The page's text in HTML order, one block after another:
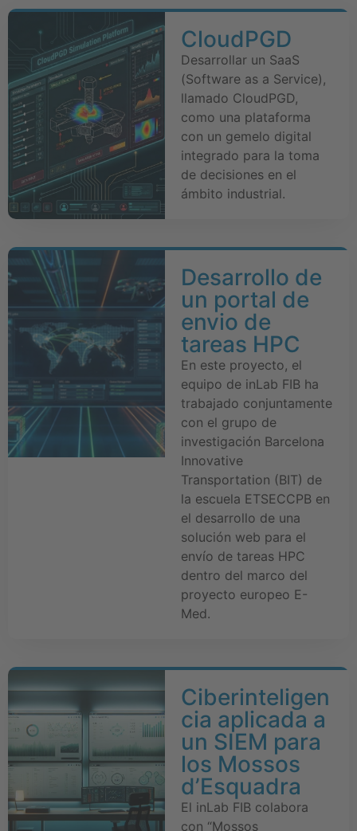
CloudPGD
Desarrollar un SaaS
(Software as a Service),
llamado CloudPGD,
como una plataforma
con un gemelo digital
integrado para la toma
de decisiones en el
ámbito industrial.
Desarrollo de
un portal de
envio de
tareas HPC
En este proyecto, el
equipo de inLab FIB ha
trabajado conjuntamente
con el grupo de
investigación Barcelona
Innovative
Transportation (BIT) de
la escuela ETSECCPB en
el desarrollo de una
solución web para el
envío de tareas HPC
dentro del marco del
proyecto europeo E-
Med.
Ciberinteligen
cia aplicada a
un SIEM para
los Mossos
d’Esquadra
El inLab FIB colabora
con “Mossos